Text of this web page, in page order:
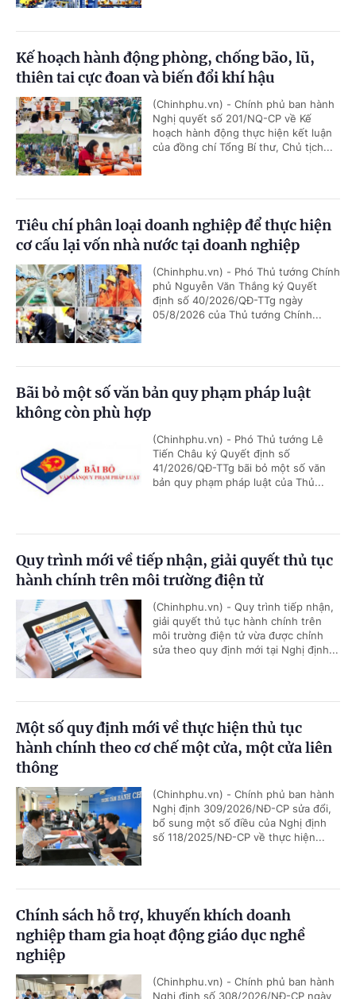
Kế hoạch hành động phòng, chống bão, lũ,
thiên tai cực đoan và biến đổi khí hậu
(Chinhphu.vn) - Chính phủ ban hành
Nghị quyết số 201/NQ-CP về Kế
hoạch hành động thực hiện kết luận
của đồng chí Tổng Bí thư, Chủ tịch...
Tiêu chí phân loại doanh nghiệp để thực hiện
cơ cấu lại vốn nhà nước tại doanh nghiệp
(Chinhphu.vn) - Phó Thủ tướng Chính
phủ Nguyễn Văn Thắng ký Quyết
định số 40/2026/QĐ-TTg ngày
05/8/2026 của Thủ tướng Chính...
Bãi bỏ một số văn bản quy phạm pháp luật
không còn phù hợp
(Chinhphu.vn) - Phó Thủ tướng Lê
Tiến Châu ký Quyết định số
41/2026/QĐ-TTg bãi bỏ một số văn
bản quy phạm pháp luật của Thủ...
Quy trình mới về tiếp nhận, giải quyết thủ tục
hành chính trên môi trường điện tử
(Chinhphu.vn) - Quy trình tiếp nhận,
giải quyết thủ tục hành chính trên
môi trường điện tử vừa được chỉnh
sửa theo quy định mới tại Nghị định...
Một số quy định mới về thực hiện thủ tục
hành chính theo cơ chế một cửa, một cửa liên
thông
(Chinhphu.vn) - Chính phủ ban hành
Nghị định 309/2026/NĐ-CP sửa đổi,
bổ sung một số điều của Nghị định
số 118/2025/NĐ-CP về thực hiện...
Chính sách hỗ trợ, khuyến khích doanh
nghiệp tham gia hoạt động giáo dục nghề
nghiệp
(Chinhphu.vn) - Chính phủ ban hành
Nghị định số 308/2026/NĐ-CP ngày